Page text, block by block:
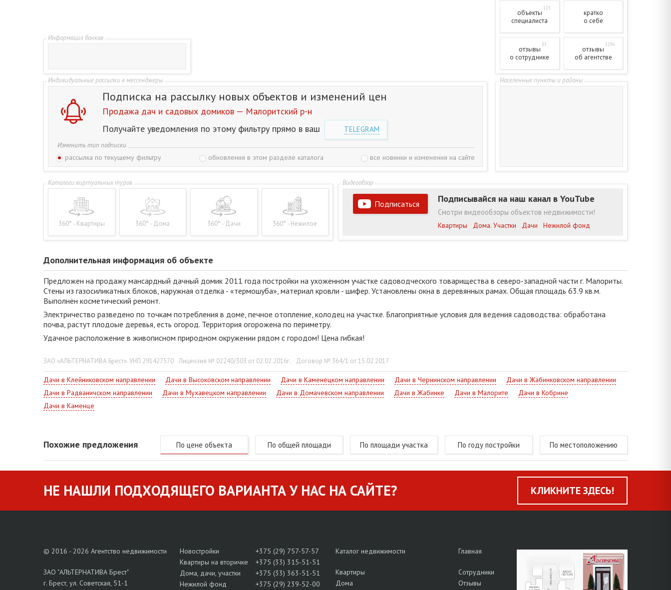
объекты
123
специалиста
кратко
о себе
отзывы
33
о сотруднике
отзывы
1296
об агентстве
Подписка на рассылку новых объектов и изменений цен
Продажа дач и садовых домиков — Малоритский р-н
Получайте уведомления по этому фильтру прямо в ваш
TELEGRAM
Изменить тип подписки
рассылка по текущему фильтру обновления в этом разделе каталога все новинки и изменения на сайте
360° - Квартиры 360° - Дома 360° - Дачи 360° - Нежилое
Подписаться Подписывайся на наш канал в YouTube
Смотри видеообзоры объектов недвижимости!
Квартиры Дома. Участки Дачи Нежилой фонд
Дополнительная информация об объекте
Предложен на продажу мансардный дачный домик 2011 года постройки на ухоженном участке садоводческого товарищества в северо-западной части г. Малориты.
Стены из газосиликатных блоков, наружная отделка - «термошуба», материал кровли - шифер. Установлены окна в деревянных рамах. Общая площадь 63.9 кв.м.
Выполнен косметический ремонт.
Электричество разведено по точкам потребления в доме, печное отопление, колодец на участке. Благоприятные условия для ведения садоводства: обработана
почва, растут плодоые деревья, есть огород. Территория огорожена по периметру.
Удачное расположение в живописном природном окружении рядом с городом! Цена гибкая!
ЗАО «АЛЬТЕРНАТИВА Брест». УНП 291427570 Лицензия № 02240/303 от 02.02.2016г. Договор № 364/1 от 15.02.2017
Дачи в Клейниковском направлении Дачи в Высоковском направлении Дачи в Каменецком направлении Дачи в Чернинском направлении
Дачи в Жабинковском направлении
Дачи в Радваничском направлении
Дачи в Мухавецком направлении Дачи в Домачевском направлении Дачи в Жабинке Дачи в Малорите
Дачи в Кобрине
Дачи в Каменце
Похожие предложения По цене объекта По общей площади По площади участка По году постройки По местоположению
НЕ НАШЛИ ПОДХОДЯЩЕГО ВАРИАНТА У НАС НА САЙТЕ? КЛИКНИТЕ ЗДЕСЬ!
© 2016 - 2026 Агентство недвижимости
ЗАО "АЛЬТЕРНАТИВА Брест"
г. Брест, ул. Советская, 51-1
Новостройки
+375 (29) 757-57-57
Квартиры на вторичке
+375 (33) 315-51-51
Дома, дачи, участки
+375 (33) 363-51-51
Нежилой фонд
+375 (29) 239-52-00
Каталог недвижимости
Квартиры
Дома
Главная
Сотрудники
Отзывы